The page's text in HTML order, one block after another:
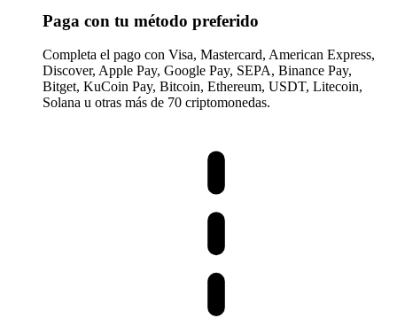
Paga con tu método preferido
Completa el pago con Visa, Mastercard, American Express,
Discover, Apple Pay, Google Pay, SEPA, Binance Pay,
Bitget, KuCoin Pay, Bitcoin, Ethereum, USDT, Litecoin,
Solana u otras más de 70 criptomonedas.